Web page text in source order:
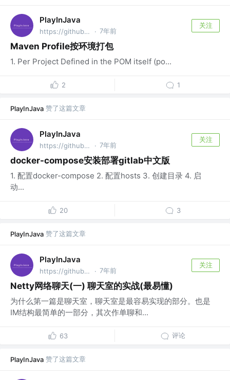
PlayInJava
https://github.com/fantj2016/java-reader @alibaba · 7年前
关注
Maven Profile按环境打包
1. Per Project Defined in the POM itself (po...
2 1
PlayInJava 赞了这篇文章
PlayInJava
https://github.com/fantj2016/java-reader @alibaba · 7年前
关注
docker-compose安装部署gitlab中文版
1. 配置docker-compose 2. 配置hosts 3. 创建目录 4. 启
动...
20 3
PlayInJava 赞了这篇文章
PlayInJava
https://github.com/fantj2016/java-reader @alibaba · 7年前
关注
Netty网络聊天(一) 聊天室的实战(最易懂)
为什么第一篇是聊天室，聊天室是最容易实现的部分。也是
IM结构最简单的一部分，其次作单聊和...
63 评论
PlayInJava 赞了这篇文章